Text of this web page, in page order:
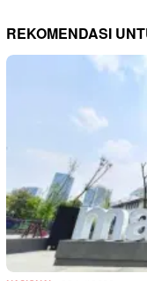
REKOMENDASI